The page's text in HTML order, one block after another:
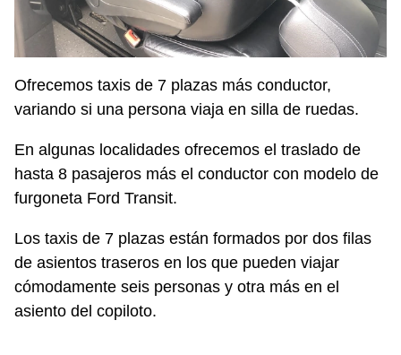
Ofrecemos taxis de 7 plazas más conductor,
variando si una persona viaja en silla de ruedas.
En algunas localidades ofrecemos el traslado de
hasta 8 pasajeros más el conductor con modelo de
furgoneta Ford Transit.
Los taxis de 7 plazas están formados por dos filas
de asientos traseros en los que pueden viajar
cómodamente seis personas y otra más en el
asiento del copiloto.